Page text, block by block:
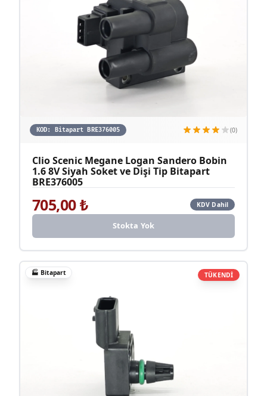
KOD: Bitapart BRE376005 (0)
Clio Scenic Megane Logan Sandero Bobin
1.6 8V Siyah Soket ve Dişi Tip Bitapart
BRE376005
705,00₺ KDV Dahil
Stokta Yok
TÜKENDİ
🏭 Bitapart